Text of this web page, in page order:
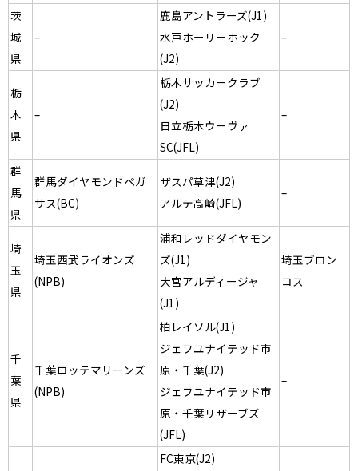
茨
城
県
–
鹿島アントラーズ(J1)
水戸ホーリーホック
(J2)
–
栃
木
県
–
栃木サッカークラブ
(J2)
日立栃木ウーヴァ
SC(JFL)
–
群
馬
県
群馬ダイヤモンドペガ
サス(BC)
ザスパ草津(J2)
アルテ高崎(JFL)
–
埼
玉
県
埼玉西武ライオンズ
(NPB)
浦和レッドダイヤモン
ズ(J1)
大宮アルディージャ
(J1)
埼玉ブロン
コス
千
葉
県
千葉ロッテマリーンズ
(NPB)
柏レイソル(J1)
ジェフユナイテッド市
原・千葉(J2)
ジェフユナイテッド市
原・千葉リザーブズ
(JFL)
–
FC東京(J2)